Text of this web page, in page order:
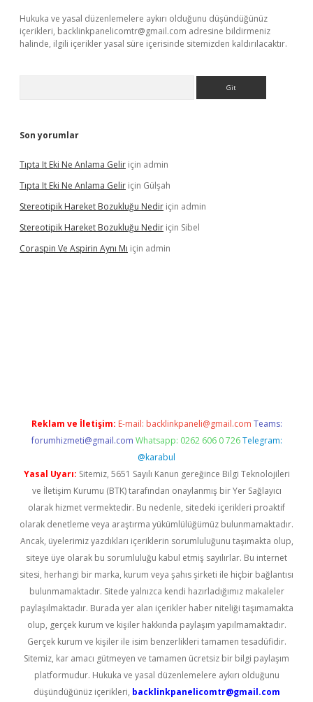
Hukuka ve yasal düzenlemelere aykırı olduğunu düşündüğünüz
içerikleri, backlinkpanelicomtr@gmail.com adresine bildirmeniz
halinde, ilgili içerikler yasal süre içerisinde sitemizden kaldırılacaktır.
Son yorumlar
Tıpta It Eki Ne Anlama Gelir için admin
Tıpta It Eki Ne Anlama Gelir için Gülşah
Stereotipik Hareket Bozukluğu Nedir için admin
Stereotipik Hareket Bozukluğu Nedir için Sibel
Coraspin Ve Aspirin Aynı Mı için admin
Reklam ve İletişim: E-mail: backlinkpaneli@gmail.com Teams:
forumhizmeti@gmail.com Whatsapp: 0262 606 0 726 Telegram:
@karabul
Yasal Uyarı: Sitemiz, 5651 Sayılı Kanun gereğince Bilgi Teknolojileri
ve İletişim Kurumu (BTK) tarafından onaylanmış bir Yer Sağlayıcı
olarak hizmet vermektedir. Bu nedenle, sitedeki içerikleri proaktif
olarak denetleme veya araştırma yükümlülüğümüz bulunmamaktadır.
Ancak, üyelerimiz yazdıkları içeriklerin sorumluluğunu taşımakta olup,
siteye üye olarak bu sorumluluğu kabul etmiş sayılırlar. Bu internet
sitesi, herhangi bir marka, kurum veya şahıs şirketi ile hiçbir bağlantısı
bulunmamaktadır. Sitede yalnızca kendi hazırladığımız makaleler
paylaşılmaktadır. Burada yer alan içerikler haber niteliği taşımamakta
olup, gerçek kurum ve kişiler hakkında paylaşım yapılmamaktadır.
Gerçek kurum ve kişiler ile isim benzerlikleri tamamen tesadüfidir.
Sitemiz, kar amacı gütmeyen ve tamamen ücretsiz bir bilgi paylaşım
platformudur. Hukuka ve yasal düzenlemelere aykırı olduğunu
düşündüğünüz içerikleri, backlinkpanelicomtr@gmail.com